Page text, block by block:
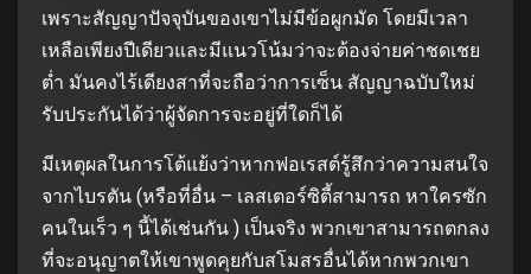
เพราะสัญญาปัจจุบันของเขาไม่มีข้อผูกมัด โดยมีเวลา
เหลือเพียงปีเดียวและมีแนวโน้มว่าจะต้องจ่ายค่าชดเชย
ต่ำ มันคงไร้เดียงสาที่จะถือว่าการเซ็น สัญญาฉบับใหม่
รับประกันได้ว่าผู้จัดการจะอยู่ที่ใดก็ได้
มีเหตุผลในการโต้แย้งว่าหากฟอเรสต์รู้สึกว่าความสนใจ
จากไบรตัน (หรือที่อื่น – เลสเตอร์ซิตี้สามารถ หาใครซัก
คนในเร็ว ๆ นี้ได้เช่นกัน ) เป็นจริง พวกเขาสามารถตกลง
ที่จะอนุญาตให้เขาพูดคุยกับสโมสรอื่นได้หากพวกเขา